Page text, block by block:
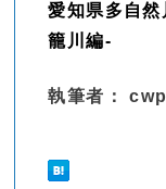
愛知県多自
籠川編-
執筆者： cwp